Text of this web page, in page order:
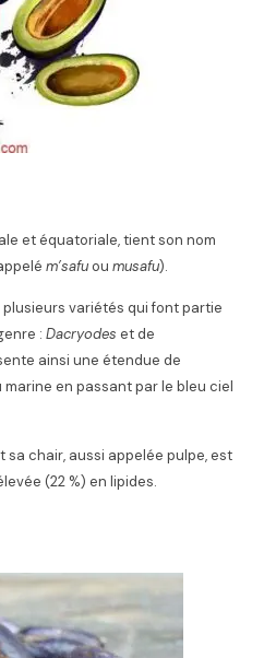
et équatoriale, tient son nom
m’safuoumusafu).
variétés qui font partie
:Dacryodes et de
ainsi une étendue de
en passant par le bleu ciel
sa chair, aussi appelée pulpe, est
(22 %) en lipides.